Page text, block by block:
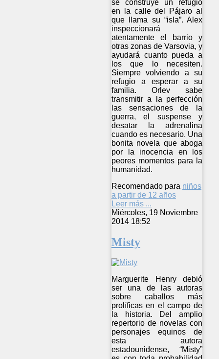
se construye un refugio
en la calle del Pájaro al
que llama su “isla”. Alex
inspeccionará
atentamente el barrio y
otras zonas de Varsovia, y
ayudará cuanto pueda a
los que lo necesiten.
Siempre volviendo a su
refugio a esperar a su
familia. Orlev sabe
transmitir a la perfección
las sensaciones de la
guerra, el suspense y
desatar la adrenalina
cuando es necesario. Una
bonita novela que aboga
por la inocencia en los
peores momentos para la
humanidad.
Recomendado para niños
a partir de 12 años
Leer más ...
Miércoles, 19 Noviembre
2014 18:52
Misty
Marguerite Henry debió
ser una de las autoras
sobre caballos más
prolíficas en el campo de
la historia. Del amplio
repertorio de novelas con
personajes equinos de
esta autora
estadounidense, “Misty”